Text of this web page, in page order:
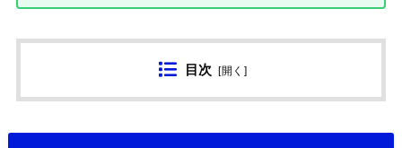
目次 [開く ]